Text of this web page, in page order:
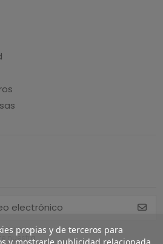
propias y de terceros para
nuestra